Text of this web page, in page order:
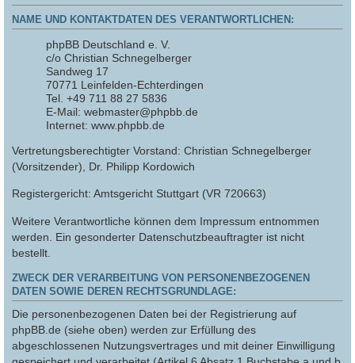
NAME UND KONTAKTDATEN DES VERANTWORTLICHEN:
phpBB Deutschland e. V.
c/o Christian Schnegelberger
Sandweg 17
70771 Leinfelden-Echterdingen
Tel. +49 711 88 27 5836
E-Mail: webmaster@phpbb.de
Internet: www.phpbb.de
Vertretungsberechtigter Vorstand: Christian Schnegelberger
(Vorsitzender), Dr. Philipp Kordowich
Registergericht: Amtsgericht Stuttgart (VR 720663)
Weitere Verantwortliche können dem Impressum entnommen
werden. Ein gesonderter Datenschutzbeauftragter ist nicht
bestellt.
ZWECK DER VERARBEITUNG VON PERSONENBEZOGENEN
DATEN SOWIE DEREN RECHTSGRUNDLAGE:
Die personenbezogenen Daten bei der Registrierung auf
phpBB.de (siehe oben) werden zur Erfüllung des
abgeschlossenen Nutzungsvertrages und mit deiner Einwilligung